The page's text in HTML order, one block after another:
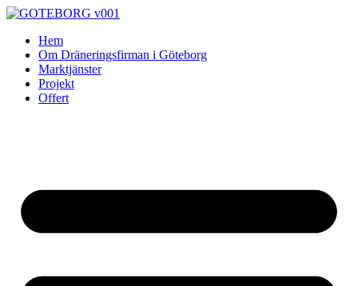
Skip
contentHem
Om Dräneringsfirman i Göteborg
Marktjänster
Projekt
Offert